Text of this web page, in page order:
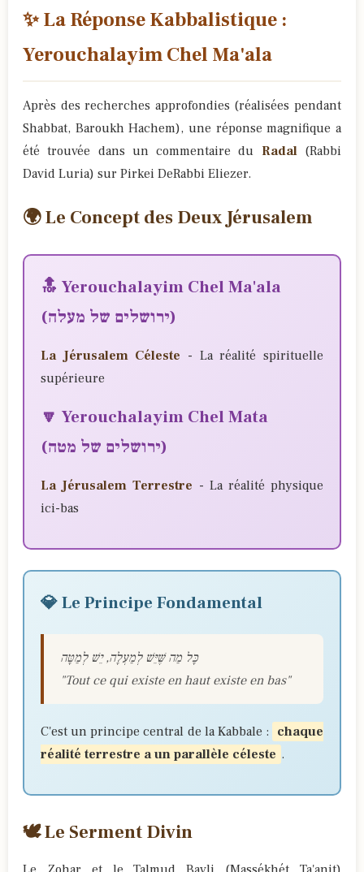
✨ La Réponse Kabbalistique :
Yerouchalayim Chel Ma'ala
Après des recherches approfondies (réalisées pendant
Shabbat, Baroukh Hachem), une réponse magnifique a
été trouvée dans un commentaire du Radal(Rabbi
David Luria) sur Pirkei DeRabbi Eliezer.
🌍 Le Concept des Deux Jérusalem
🔝 Yerouchalayim Chel Ma'ala
(ירושלים של מעלה)
La Jérusalem Céleste - La réalité spirituelle
supérieure
🔽 Yerouchalayim Chel Mata
(ירושלים של מטה)
La Jérusalem Terrestre - La réalité physique
ici-bas
💎 Le Principe Fondamental
כָּל מַה שֶּׁיֵּשׁ לְמַעְלָה, יֵשׁ לְמַטָּה
"Tout ce qui existe en haut existe en bas"
C'est un principe central de la Kabbale : chaque
réalité terrestre a un parallèle céleste .
🕊️ Le Serment Divin